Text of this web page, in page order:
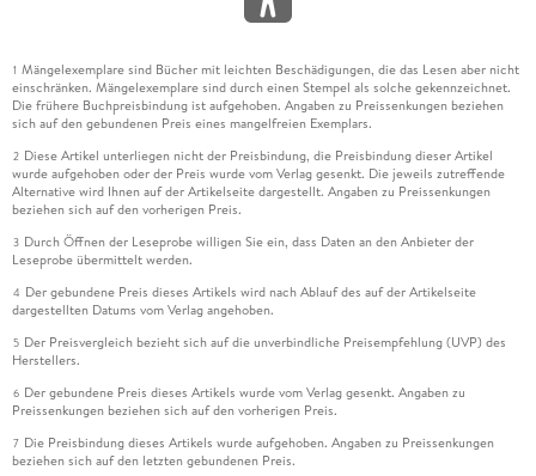
1 Mängelexemplare sind Bücher mit leichten Beschädigungen, die das Lesen aber nicht
einschränken. Mängelexemplare sind durch einen Stempel als solche gekennzeichnet.
Die frühere Buchpreisbindung ist aufgehoben. Angaben zu Preissenkungen beziehen
sich auf den gebundenen Preis eines mangelfreien Exemplars.
2 Diese Artikel unterliegen nicht der Preisbindung, die Preisbindung dieser Artikel
wurde aufgehoben oder der Preis wurde vom Verlag gesenkt. Die jeweils zutreffende
Alternative wird Ihnen auf der Artikelseite dargestellt. Angaben zu Preissenkungen
beziehen sich auf den vorherigen Preis.
3 Durch Öffnen der Leseprobe willigen Sie ein, dass Daten an den Anbieter der
Leseprobe übermittelt werden.
4 Der gebundene Preis dieses Artikels wird nach Ablauf des auf der Artikelseite
dargestellten Datums vom Verlag angehoben.
5 Der Preisvergleich bezieht sich auf die unverbindliche Preisempfehlung (UVP) des
Herstellers.
6 Der gebundene Preis dieses Artikels wurde vom Verlag gesenkt. Angaben zu
Preissenkungen beziehen sich auf den vorherigen Preis.
7 Die Preisbindung dieses Artikels wurde aufgehoben. Angaben zu Preissenkungen
beziehen sich auf den letzten gebundenen Preis.